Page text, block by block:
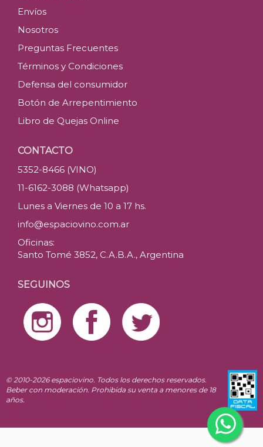
Envíos
Nosotros
Preguntas Frecuentes
Términos y Condiciones
Defensa del consumidor
Botón de Arrepentimiento
Libro de Quejas Online
CONTACTO
5352-8466 (VINO)
11-6162-3088 (Whatsapp)
Lunes a Viernes de 10 a 17 hs.
info@espaciovino.com.ar
Oficinas:
Santo Tomé 3852, C.A.B.A., Argentina
SEGUINOS
© 2010-2026 espaciovino. Todos los derechos reservados.
Beber con moderación. Prohibida su venta a menores de 18
años.